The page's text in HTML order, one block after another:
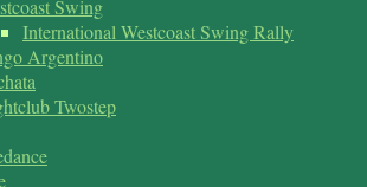
Swing
International Westcoast Swing Rally
Argentino
Twostep